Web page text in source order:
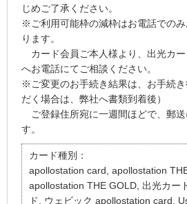
じめご了承ください。
※ご利用可能枠の減枠はお電話での
ります。
カード会員ご本人様より、出光カ
へお電話にてご相談ください。
※ご変更のお手続き結果は、お手続
だく場合は、弊社へ書類到着後）
ご登録住所宛に一週間ほどで、郵送
す。
カード種別：
apollostation card, apollostation
apollostation THE GOLD, 出光カー
ド, ウェビック apollostation card,